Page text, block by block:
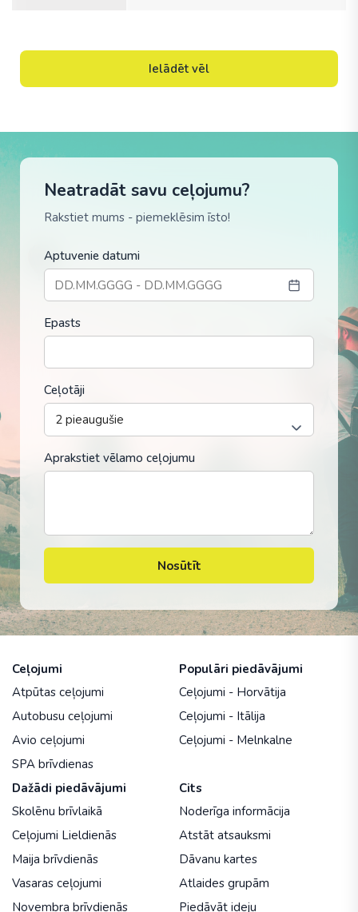
Ielādēt vēl
Neatradāt savu ceļojumu?
Rakstiet mums - piemeklēsim īsto!
Aptuvenie datumi
Epasts
Ceļotāji
Aprakstiet vēlamo ceļojumu
Nosūtīt
Ceļojumi
Atpūtas ceļojumi
Autobusu ceļojumi
Avio ceļojumi
SPA brīvdienas
Populāri piedāvājumi
Ceļojumi - Horvātija
Ceļojumi - Itālija
Ceļojumi - Melnkalne
Dažādi piedāvājumi
Skolēnu brīvlaikā
Ceļojumi Lieldienās
Maija brīvdienās
Vasaras ceļojumi
Novembra brīvdienās
Cits
Noderīga informācija
Atstāt atsauksmi
Dāvanu kartes
Atlaides grupām
Piedāvāt ideju